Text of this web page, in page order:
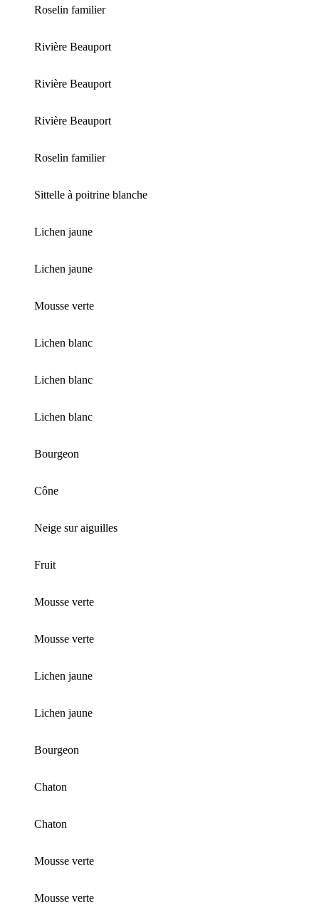
Roselin familier
Rivière Beauport
Rivière Beauport
Rivière Beauport
Roselin familier
Sittelle à poitrine blanche
Lichen jaune
Lichen jaune
Mousse verte
Lichen blanc
Lichen blanc
Lichen blanc
Bourgeon
Cône
Neige sur aiguilles
Fruit
Mousse verte
Mousse verte
Lichen jaune
Lichen jaune
Bourgeon
Chaton
Chaton
Mousse verte
Mousse verte